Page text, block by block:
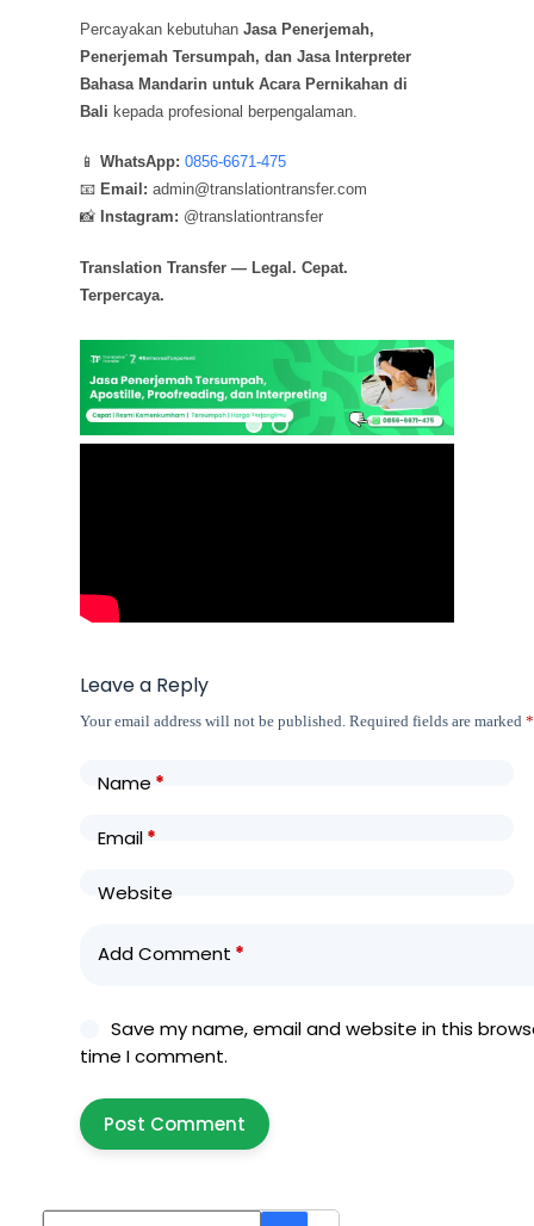
Percayakan kebutuhanJasa Penerjemah,
Penerjemah Tersumpah, dan Jasa Interpreter
Bahasa Mandarin untuk Acara Pernikahan di
Bali kepada profesional berpengalaman.
📱WhatsApp: 0856-6671-475
📧 Email: admin@translationtransfer.com
📸 Instagram: @translationtransfer
Translation Transfer — Legal. Cepat.
Terpercaya.
Leave a Reply
Your email address will not be published. Required fields are marked*
Name*
Email*
Website
Add Comment *
Save my name, email and website in this
time I comment.
Post Comment